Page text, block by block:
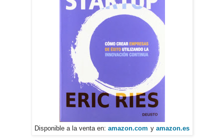
Disponible a la venta en: amazon.com y amazon.es